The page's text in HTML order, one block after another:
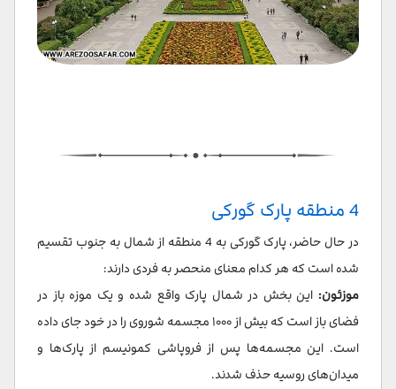
4 منطقه پارک گورکی
در حال حاضر، پارک گورکی به 4 منطقه از شمال به جنوب تقسیم
شده است که هر کدام معنای منحصر به فردی دارند:
موزئون: این بخش در شمال پارک واقع شده و یک موزه باز در
فضای باز است که بیش از ۱۰۰۰ مجسمه شوروی را در خود جای داده
است. این مجسمه‌ها پس از فروپاشی کمونیسم از پارک‌ها و
میدان‌های روسیه حذف شدند.